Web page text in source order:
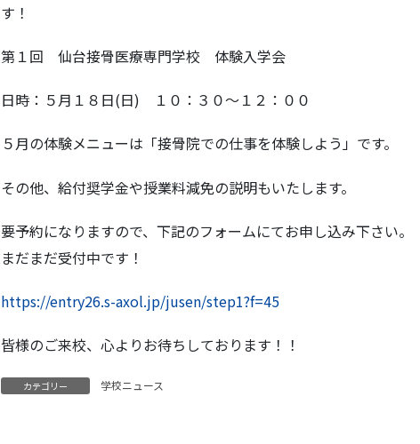
す！
第１回 仙台接骨医療専門学校 体験入学会
日時：５月１８日(日) １０：３０～１２：００
５月の体験メニューは「接骨院での仕事を体験しよう」です。
その他、給付奨学金や授業料減免の説明もいたします。
要予約になりますので、下記のフォームにてお申し込み下さい。
まだまだ受付中です！
https://entry26.s-axol.jp/jusen/step1?f=45
皆様のご来校、心よりお待ちしております！！
カテゴリー 学校ニュース